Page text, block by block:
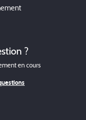
?
en cours